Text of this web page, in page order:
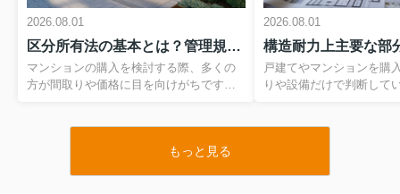
住宅ローン特約とは何か知っています
か？マイホーム購入前に知る...
マイホームの購入は、多くの方にとっ
て一生に何度もない大きな決断です。
その一方で、住宅ローンの審査や契約
の流れには専門用語が多く、不安を感
か。なかでも、売買契約と深く関...
2026.08.01
区分所有法の基本とは？管理規約のチェックポイントを押さえて安心購入
マンションの購入を検討する際、多くの
方が間取りや価格に目を向けがちです
共用部分の線引き、管理組合のルール、
2026.08.01
戸建てやマンションを購
りや設備だけで判断して
もっと見る